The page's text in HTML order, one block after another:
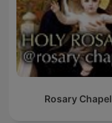
Rosary Chapel